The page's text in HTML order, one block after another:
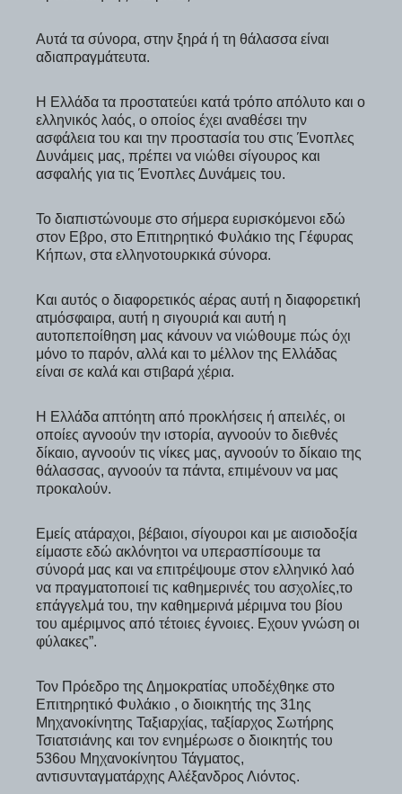
Αυτά τα σύνορα, στην ξηρά ή τη θάλασσα είναι
αδιαπραγμάτευτα.
Η Ελλάδα τα προστατεύει κατά τρόπο απόλυτο και ο
ελληνικός λαός, ο οποίος έχει αναθέσει την
ασφάλεια του και την προστασία του στις Ένοπλες
Δυνάμεις μας, πρέπει να νιώθει σίγουρος και
ασφαλής για τις Ένοπλες Δυνάμεις του.
Το διαπιστώνουμε στο σήμερα ευρισκόμενοι εδώ
στον Εβρο, στο Επιτηρητικό Φυλάκιο της Γέφυρας
Κήπων, στα ελληνοτουρκικά σύνορα.
Και αυτός ο διαφορετικός αέρας αυτή η διαφορετική
ατμόσφαιρα, αυτή η σιγουριά και αυτή η
αυτοπεποίθηση μας κάνουν να νιώθουμε πώς όχι
μόνο το παρόν, αλλά και το μέλλον της Ελλάδας
είναι σε καλά και στιβαρά χέρια.
Η Ελλάδα απτόητη από προκλήσεις ή απειλές, οι
οποίες αγνοούν την ιστορία, αγνοούν το διεθνές
δίκαιο, αγνοούν τις νίκες μας, αγνοούν το δίκαιο της
θάλασσας, αγνοούν τα πάντα, επιμένουν να μας
προκαλούν.
Εμείς ατάραχοι, βέβαιοι, σίγουροι και με αισιοδοξία
είμαστε εδώ ακλόνητοι να υπερασπίσουμε τα
σύνορά μας και να επιτρέψουμε στον ελληνικό λαό
να πραγματοποιεί τις καθημερινές του ασχολίες,το
επάγγελμά του, την καθημερινά μέριμνα του βίου
του αμέριμνος από τέτοιες έγνοιες. Εχουν γνώση οι
φύλακες”.
Τον Πρόεδρο της Δημοκρατίας υποδέχθηκε στο
Επιτηρητικό Φυλάκιο , ο διοικητής της 31ης
Μηχανοκίνητης Ταξιαρχίας, ταξίαρχος Σωτήρης
Τσιατσιάνης και τον ενημέρωσε ο διοικητής του
536ου Μηχανοκίνητου Τάγματος,
αντισυνταγματάρχης Αλέξανδρος Λιόντος.